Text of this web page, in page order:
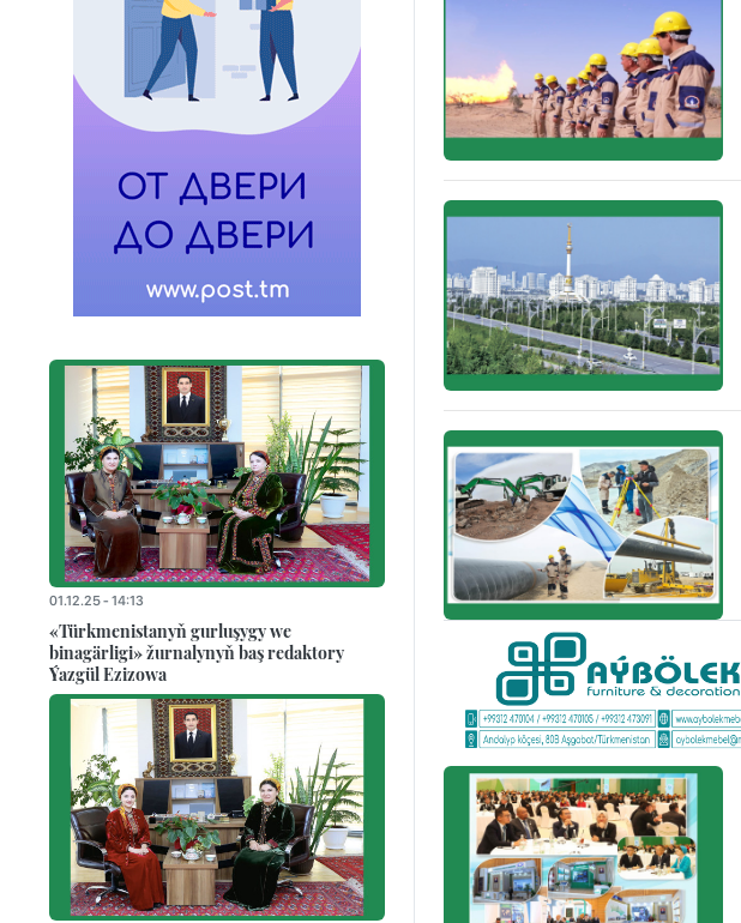
01.12.25 - 14:13
«Türkmenistanyň gurluşygy we
binagärligi» žurnalynyň baş redaktory
Ýazgül Ezizowa